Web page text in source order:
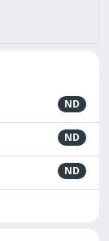
ND
ND
ND